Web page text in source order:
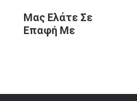
Μας Ελάτε Σε
Επαφή Με